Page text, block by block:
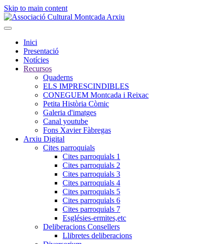
Skip to main content
Inici
Presentació
Notícies
Recursos
Quaderns
ELS IMPRESCINDIBLES
CONEGUEM Montcada i Reixac
Petita Història Còmic
Galeria d'imatges
Canal youtube
Fons Xavier Fàbregas
Arxiu Digital
Cites parroquials
Cites parroquials 1
Cites parroquials 2
Cites parroquials 3
Cites parroquials 4
Cites parroquials 5
Cites parroquials 6
Cites parroquials 7
Esglésies-ermites,etc
Deliberacions Consellers
Llibretes deliberacions